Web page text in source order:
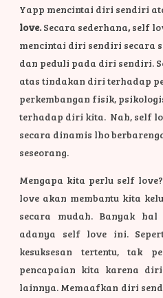
Yapp mencintai diri sendiri
love.Secara sederhana,self
mencintai diri sendiri secara
dan peduli pada diri sendiri.
atas tindakan diri terhadap
perkembangan fisik,
terhadap diri kita. Nah, self
secara dinamis lho
seseorang.
Mengapa kita perlu self
love akan membantu kita
secara mudah. Banyak hal
adanya self love ini.
kesuksesan tertentu, tak
pencapaian kita karena
lainnya. Memaafkan diri